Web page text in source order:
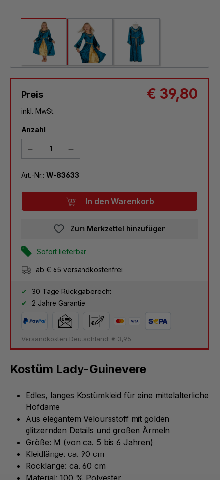
Preis € 39,80
inkl. MwSt.
Anzahl
Art.-Nr.: W-83633
In den Warenkorb
Zum Merkzettel hinzufügen
Sofort lieferbar
ab € 65 versandkostenfrei
30 Tage Rückgaberecht
2 Jahre Garantie
Versandkosten Deutschland: € 3,95
Kostüm Lady-Guinevere
Edles, langes Kostümkleid für eine mittelalterliche
Hofdame
Aus elegantem Veloursstoff mit golden
glitzernden Details und großen Ärmeln
Größe: M (von ca. 5 bis 6 Jahren)
Kleidlänge: ca. 90 cm
Rocklänge: ca. 60 cm
Material: 100 % Polyester